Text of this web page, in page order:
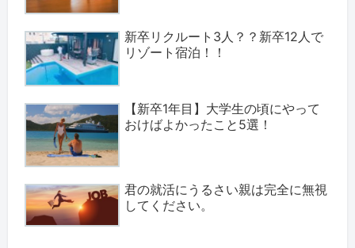
新卒リクルート3人？？新卒12人で
リゾート宿泊！！
【新卒1年目】大学生の頃にやって
おけばよかったこと5選！
君の就活にうるさい親は完全に無視
してください。